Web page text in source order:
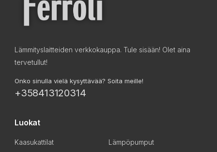
Lämmityslaitteiden verkkokauppa. Tule sisään! Olet aina
tervetullut!
Onko sinulla vielä kysyttävää? Soita meille!
+358413120314
Luokat
Kaasukattilat
Lämpöpumput